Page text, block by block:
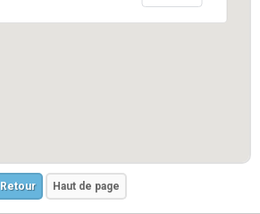
Retour Haut de page